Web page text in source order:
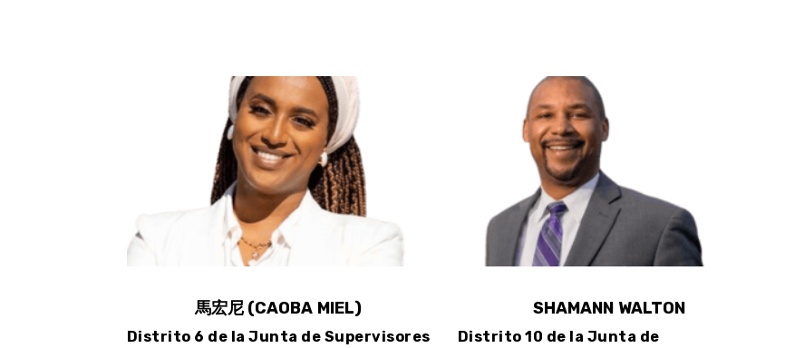
馬宏尼 (CAOBA MIEL)
Distrito 6 de la Junta de Supervisores
SHAMANN WALTON
Distrito 10 de la Junta de